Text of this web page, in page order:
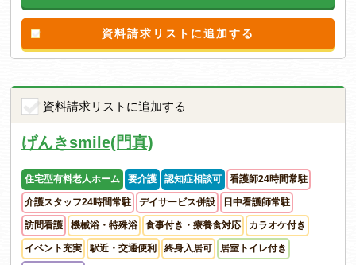
資料請求リストに追加する
資料請求リストに追加する
げんきsmile(門真)
住宅型有料老人ホーム 要介護 認知症相談可 看護師24時間常駐
介護スタッフ24時間常駐 デイサービス併設 日中看護師常駐
訪問看護 機械浴・特殊浴 食事付き・療養食対応 カラオケ付き
イベント充実 駅近・交通便利 終身入居可 居室トイレ付き